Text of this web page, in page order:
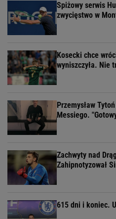
Spiżowy serwis
zwycięstwo w
Kosecki chce
wyniszczyła. Nie
Przemysław
Messiego.
Zachwyty nad
Zahipnotyzował
615 dni i koniec.